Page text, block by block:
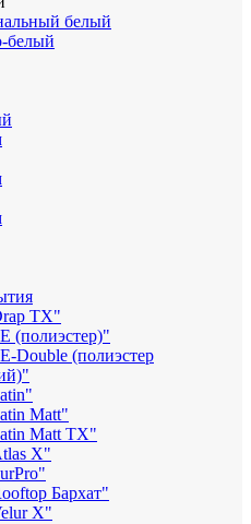
белый
белый
TX"
(полиэстер)"
Double (полиэстер
Мatt"
Matt TX"
X"
Бархат"
X"